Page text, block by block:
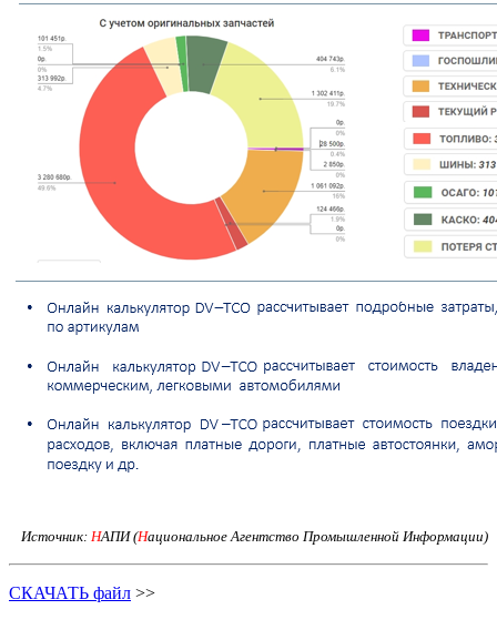
Источник: НАПИ (Национальное Агентство Промышленной Информации)
СКАЧАТЬ файл >>